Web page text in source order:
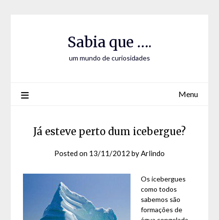
Sabia que ….
um mundo de curiosidades
Menu
Já esteve perto dum icebergue?
Posted on 13/11/2012 byArlindo
Os icebergues
como todos
sabemos são
formações de